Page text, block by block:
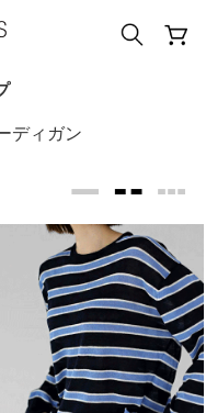
이스 제작
#BEST OF BEST
ディガン